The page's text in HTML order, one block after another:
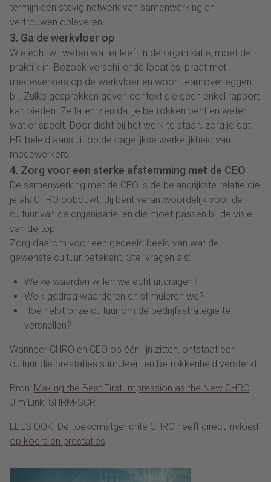
termijn een stevig netwerk van samenwerking en
vertrouwen opleveren.
3. Ga de werkvloer op
Wie echt wil weten wat er leeft in de organisatie, moet de
praktijk in. Bezoek verschillende locaties, praat met
medewerkers op de werkvloer en woon teamoverleggen
bij. Zulke gesprekken geven context die geen enkel rapport
kan bieden. Ze laten zien dat je betrokken bent en weten
wat er speelt. Door dicht bij het werk te staan, zorg je dat
HR-beleid aansluit op de dagelijkse werkelijkheid van
medewerkers.
4. Zorg voor een sterke afstemming met de CEO
De samenwerking met de CEO is de belangrijkste relatie die
je als CHRO opbouwt. Jij bent verantwoordelijk voor de
cultuur van de organisatie, en die moet passen bij de visie
van de top.
Zorg daarom voor een gedeeld beeld van wat de
gewenste cultuur betekent. Stel vragen als:
Welke waarden willen we écht uitdragen?
Welk gedrag waarderen en stimuleren we?
Hoe helpt onze cultuur om de bedrijfsstrategie te
versnellen?
Wanneer CHRO en CEO op één lijn zitten, ontstaat een
cultuur die prestaties stimuleert en betrokkenheid versterkt.
Bron: Making the Best First Impression as the New CHRO,
Jim Link, SHRM-SCP.
LEES OOK: De toekomstgerichte CHRO heeft direct invloed
op koers en prestaties